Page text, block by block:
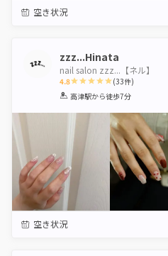
空き状況
zzz...Hinata
nail salon zzz...【ネル】
4.8
1 2 3 4 5
(33件)
高津駅から徒歩7分
空き状況